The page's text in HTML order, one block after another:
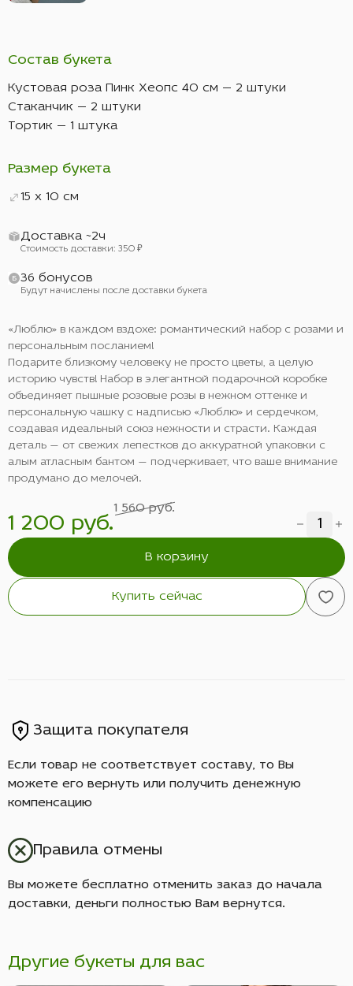
Состав букета
Кустовая роза Пинк Хеопс 40 см — 2 штуки
Стаканчик — 2 штуки
Тортик — 1 штука
Размер букета
15 x 10 см
Доставка ~2ч
Стоимость доставки: 350 ₽
36 бонусов
Будут начислены после доставки букета
«Люблю» в каждом вздохе: романтический набор с розами и
персональным посланием!
Подарите близкому человеку не просто цветы, а целую
историю чувств! Набор в элегантной подарочной коробке
объединяет пышные розовые розы в нежном оттенке и
персональную чашку с надписью «Люблю» и сердечком,
создавая идеальный союз нежности и страсти. Каждая
деталь — от свежих лепестков до аккуратной упаковки с
алым атласным бантом — подчеркивает, что ваше внимание
продумано до мелочей.
1 200 руб.
1 560 руб.
В корзину
Купить сейчас
Защита покупателя
Если товар не соответствует составу, то Вы
можете его вернуть или получить денежную
компенсацию
Правила отмены
Вы можете бесплатно отменить заказ до начала
доставки, деньги полностью Вам вернутся.
Другие букеты для вас